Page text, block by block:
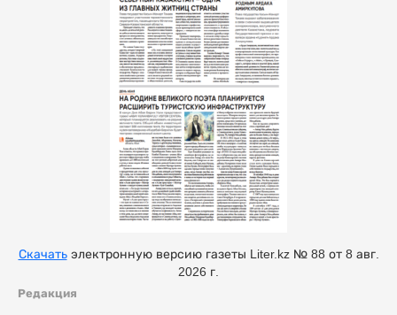
Редакция
Скачатьэлектронную версию газеты Liter.kz № 88 от 8 авг.
2026 г.